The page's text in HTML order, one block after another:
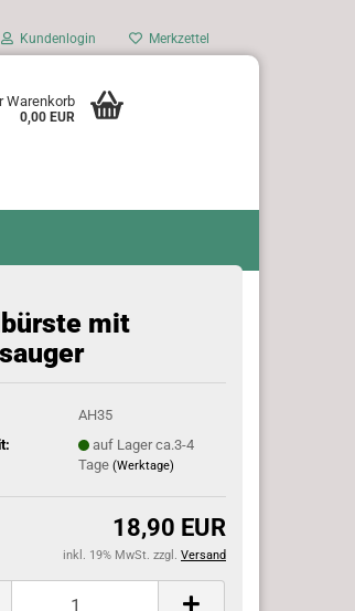
Kundenlogin Merkzettel
Warenkorb
0,00 EUR
mit
AH35
auf Lager ca.3-4
Tage(Werktage)
18,90 EUR
inkl. 19% MwSt. zzgl. Versand